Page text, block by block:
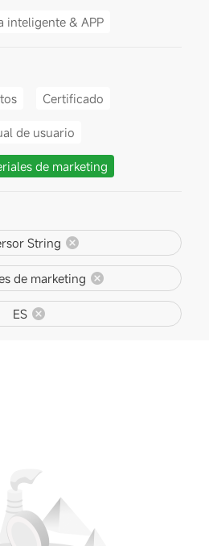
inteligente & APP
Certificado
de usuario
de marketing
String
de marketing
ES